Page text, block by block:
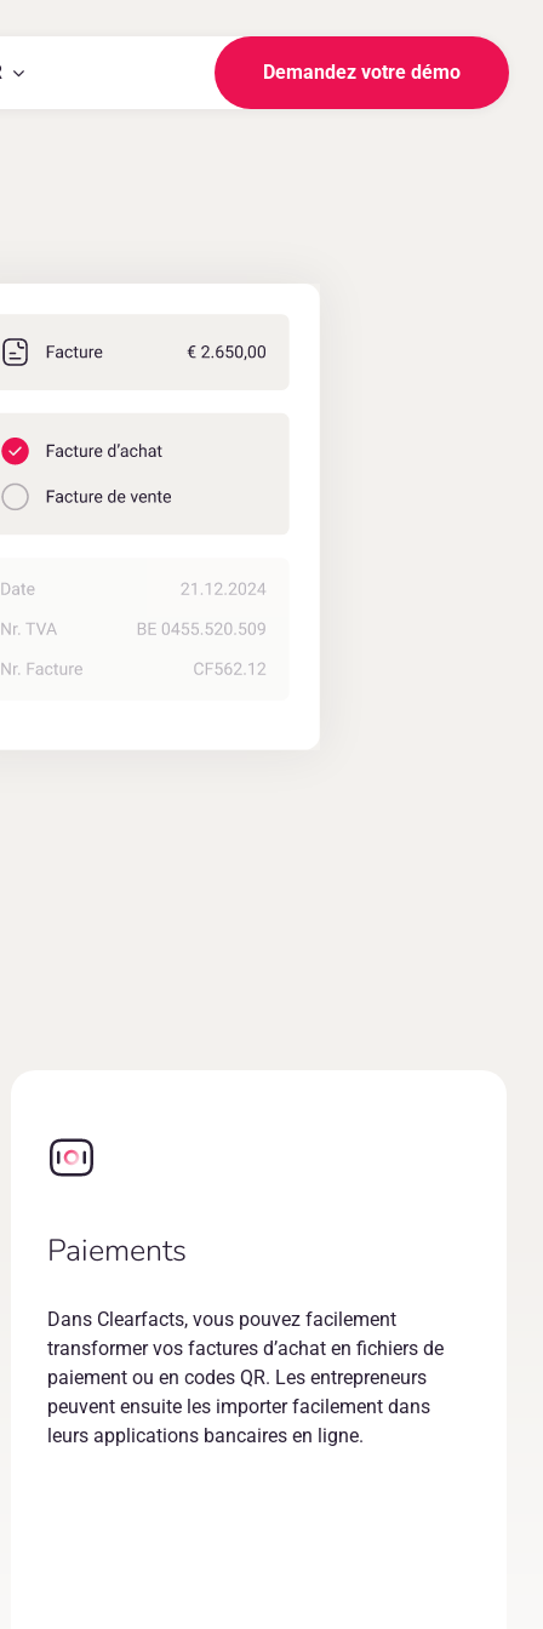
Demandez votre démo
Paiements
Dans Clearfacts, vous pouvez facilement
transformer vos factures d’achat en fichiers de
paiement ou en codes QR. Les entrepreneurs
peuvent ensuite les importer facilement dans
leurs applications bancaires en ligne.